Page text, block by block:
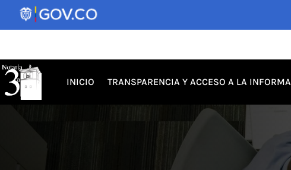
INICIO TRANSPARENCIA Y ACCESO A LA